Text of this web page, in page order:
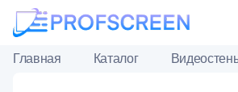
Главная Каталог